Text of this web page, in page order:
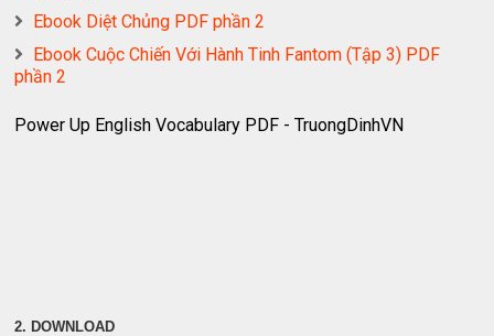
Ebook Diệt Chủng PDF phần 2
Ebook Cuộc Chiến Với Hành Tinh Fantom (Tập 3) PDF
phần 2
Power Up English Vocabulary PDF - TruongDinhVN
2. DOWNLOAD